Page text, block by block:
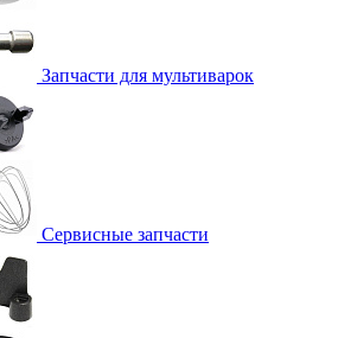
Запчасти для мультиварок
Сервисные запчасти